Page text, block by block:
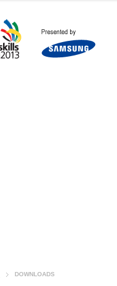
DOWNLOADS